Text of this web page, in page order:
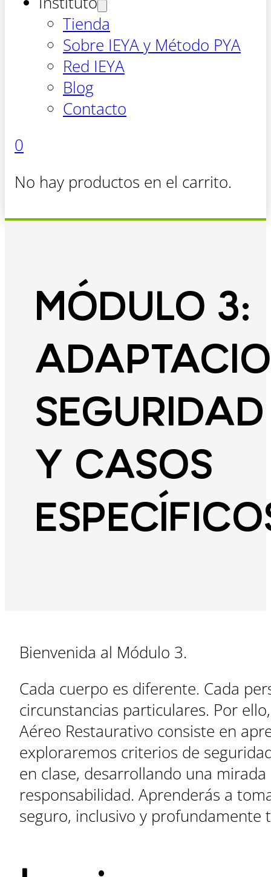
Tienda
Sobre IEYA y Método PYA
Red IEYA
Blog
Contacto
0
No hay productos en el carrito.
MÓDULO 3:
SEGURIDAD
Y CASOS
Bienvenida al Módulo 3.
Cada cuerpo es diferente. Cada
circunstancias particulares. Por
Aéreo Restaurativo consiste en
exploraremos criterios de
en clase, desarrollando una
responsabilidad. Aprenderás a
seguro, inclusivo y profundamente